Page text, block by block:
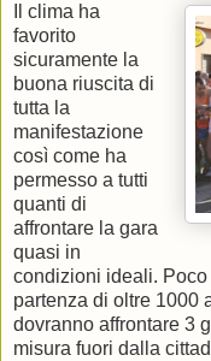
Il clima ha
favorito
sicuramente la
buona riuscita di
tutta la
manifestazione
così come ha
permesso a tutti
quanti di
affrontare la gara
quasi in
condizioni ideali.
partenza di oltre 1000
dovranno affrontare 3
misura fuori dalla